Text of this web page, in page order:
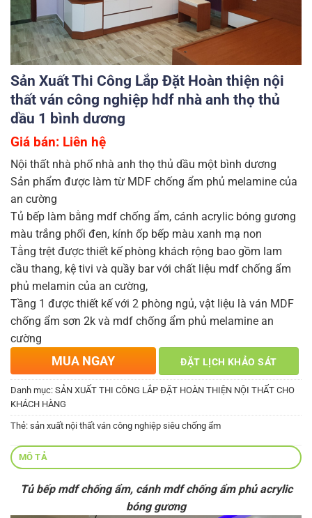
Sản Xuất Thi Công Lắp Đặt Hoàn thiện nội
thất ván công nghiệp hdf nhà anh thọ thủ
dầu 1 bình dương
Giá bán: Liên hệ
Nội thất nhà phố nhà anh thọ thủ dầu một bình dương
Sản phẩm được làm từ MDF chống ẩm phủ melamine của
an cường
Tủ bếp làm bằng mdf chống ẩm, cánh acrylic bóng gương
màu trắng phối đen, kính ốp bếp màu xanh mạ non
Tằng trệt được thiết kế phòng khách rộng bao gồm lam
cầu thang, kệ tivi và quầy bar với chất liệu mdf chống ẩm
phủ melamin của an cường,
Tầng 1 được thiết kế với 2 phòng ngủ, vật liệu là ván MDF
chống ẩm sơn 2k và mdf chống ẩm phủ melamine an
cường
MUA NGAY ĐẶT LỊCH KHẢO SÁT
Danh mục: SẢN XUẤT THI CÔNG LẮP ĐẶT HOÀN THIỆN NỘI THẤT CHO
KHÁCH HÀNG
Thẻ: sản xuất nội thất ván công nghiệp siêu chống ẩm
MÔ TẢ
Tủ bếp mdf chống ẩm, cánh mdf chống ẩm phủ acrylic
bóng gương